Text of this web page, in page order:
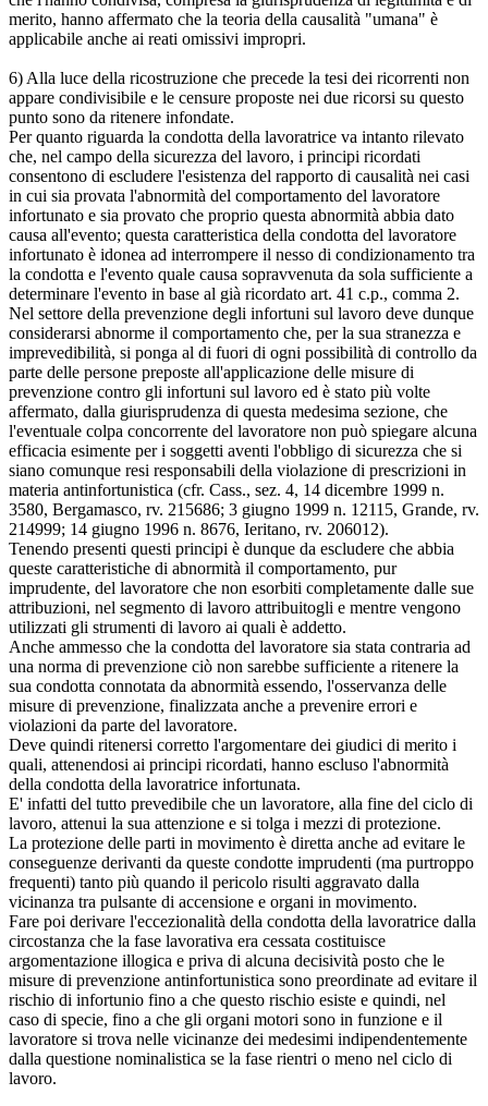
merito, hanno affermato che la teoria della causalità "umana" è
applicabile anche ai reati omissivi impropri.
6) Alla luce della ricostruzione che precede la tesi dei ricorrenti non
appare condivisibile e le censure proposte nei due ricorsi su questo
punto sono da ritenere infondate.
Per quanto riguarda la condotta della lavoratrice va intanto rilevato
che, nel campo della sicurezza del lavoro, i principi ricordati
consentono di escludere l'esistenza del rapporto di causalità nei casi
in cui sia provata l'abnormità del comportamento del lavoratore
infortunato e sia provato che proprio questa abnormità abbia dato
causa all'evento; questa caratteristica della condotta del lavoratore
infortunato è idonea ad interrompere il nesso di condizionamento tra
la condotta e l'evento quale causa sopravvenuta da sola sufficiente a
determinare l'evento in base al già ricordato art. 41 c.p., comma 2.
Nel settore della prevenzione degli infortuni sul lavoro deve dunque
considerarsi abnorme il comportamento che, per la sua stranezza e
imprevedibilità, si ponga al di fuori di ogni possibilità di controllo da
parte delle persone preposte all'applicazione delle misure di
prevenzione contro gli infortuni sul lavoro ed è stato più volte
affermato, dalla giurisprudenza di questa medesima sezione, che
l'eventuale colpa concorrente del lavoratore non può spiegare alcuna
efficacia esimente per i soggetti aventi l'obbligo di sicurezza che si
siano comunque resi responsabili della violazione di prescrizioni in
materia antinfortunistica (cfr. Cass., sez. 4, 14 dicembre 1999 n.
3580, Bergamasco, rv. 215686; 3 giugno 1999 n. 12115, Grande, rv.
214999; 14 giugno 1996 n. 8676, Ieritano, rv. 206012).
Tenendo presenti questi principi è dunque da escludere che abbia
queste caratteristiche di abnormità il comportamento, pur
imprudente, del lavoratore che non esorbiti completamente dalle sue
attribuzioni, nel segmento di lavoro attribuitogli e mentre vengono
utilizzati gli strumenti di lavoro ai quali è addetto.
Anche ammesso che la condotta del lavoratore sia stata contraria ad
una norma di prevenzione ciò non sarebbe sufficiente a ritenere la
sua condotta connotata da abnormità essendo, l'osservanza delle
misure di prevenzione, finalizzata anche a prevenire errori e
violazioni da parte del lavoratore.
Deve quindi ritenersi corretto l'argomentare dei giudici di merito i
quali, attenendosi ai principi ricordati, hanno escluso l'abnormità
della condotta della lavoratrice infortunata.
E' infatti del tutto prevedibile che un lavoratore, alla fine del ciclo di
lavoro, attenui la sua attenzione e si tolga i mezzi di protezione.
La protezione delle parti in movimento è diretta anche ad evitare le
conseguenze derivanti da queste condotte imprudenti (ma purtroppo
frequenti) tanto più quando il pericolo risulti aggravato dalla
vicinanza tra pulsante di accensione e organi in movimento.
Fare poi derivare l'eccezionalità della condotta della lavoratrice dalla
circostanza che la fase lavorativa era cessata costituisce
argomentazione illogica e priva di alcuna decisività posto che le
misure di prevenzione antinfortunistica sono preordinate ad evitare il
rischio di infortunio fino a che questo rischio esiste e quindi, nel
caso di specie, fino a che gli organi motori sono in funzione e il
lavoratore si trova nelle vicinanze dei medesimi indipendentemente
dalla questione nominalistica se la fase rientri o meno nel ciclo di
lavoro.